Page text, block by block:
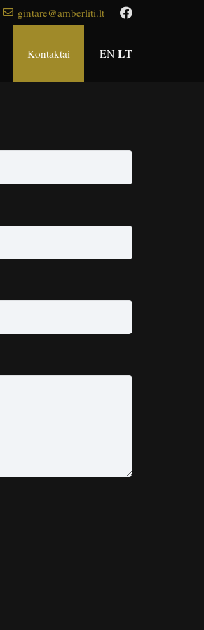
gintare@amberliti.lt
Kontaktai ENLT